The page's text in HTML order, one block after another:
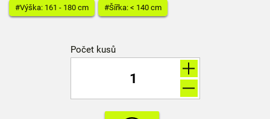
#Výška: 161 - 180 cm #Šířka: < 140 cm
Počet kusů